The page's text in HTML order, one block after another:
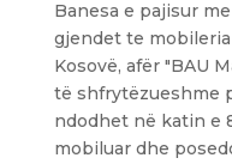
Banesa e pajisur
gjendet te mobileria
Kosovë, afër "BAU
të shfrytëzueshme
ndodhet në katin e
mobiluar dhe